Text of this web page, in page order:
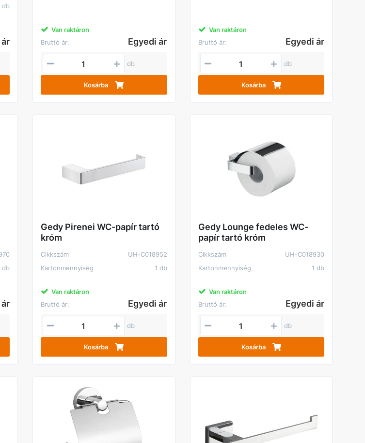
db
Van raktáron
Bruttó ár:
Egyedi ár
db
Kosárba
Van raktáron
Bruttó ár:
Egyedi ár
db
Kosárba
db
Gedy Pirenei WC-papír tartó
króm
Cikkszám
UH-C018952
Kartonmennyiség
1 db
Van raktáron
Bruttó ár:
Egyedi ár
db
Kosárba
Gedy Lounge fedeles WC-
papír tartó króm
Cikkszám
UH-C018930
Kartonmennyiség
1 db
Van raktáron
Bruttó ár:
Egyedi ár
db
Kosárba